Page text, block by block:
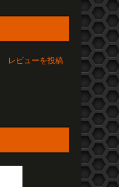
レビューを投稿